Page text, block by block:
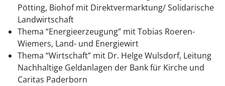
Pötting, Biohof mit Direktvermarktung/ Solidarische
Landwirtschaft
Thema “Energieerzeugung” mit Tobias Roeren-
Wiemers, Land- und Energiewirt
Thema “Wirtschaft” mit Dr. Helge Wulsdorf, Leitung
Nachhaltige Geldanlagen der Bank für Kirche und
Caritas Paderborn